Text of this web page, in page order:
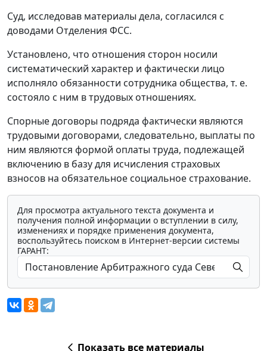
Суд, исследовав материалы дела, согласился с
доводами Отделения ФСС.
Установлено, что отношения сторон носили
систематический характер и фактически лицо
исполняло обязанности сотрудника общества, т. е.
состояло с ним в трудовых отношениях.
Спорные договоры подряда фактически являются
трудовыми договорами, следовательно, выплаты по
ним являются формой оплаты труда, подлежащей
включению в базу для исчисления страховых
взносов на обязательное социальное страхование.
Для просмотра актуального текста документа и
получения полной информации о вступлении в силу,
изменениях и порядке применения документа,
воспользуйтесь поиском в Интернет-версии системы
ГАРАНТ:
Показать все материалы